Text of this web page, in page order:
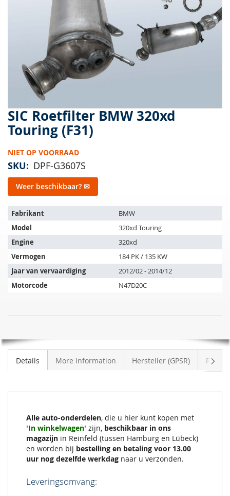
SIC Roetfilter BMW 320xd
Touring (F31)
NIET OP VOORRAAD
SKU DPF-G3607S
Weer beschikbaar? ✉
Het
artikel
past
op
de
volgende
voertuigen:
Fabrikant
BMW
Model
320xd Touring
Engine
320xd
Vermogen
184 PK / 135 KW
Jaar van vervaardiging
2012/02 - 2014/12
Motorcode
N47D20C
BMW
320xd
Touring
VOORRAAD
afbeeldingen-
Ga
naar
het
van
de
gallerij
Details More Information Hersteller (GPSR)
Alle auto-onderdelen, die u hier kunt kopen met
'In winkelwagen' zijn, beschikbaar in ons
magazijn in Reinfeld (tussen Hamburg en Lübeck)
en worden bij bestelling en betaling voor 13.00
uur nog dezelfde werkdag naar u verzonden.
Leveringsomvang: